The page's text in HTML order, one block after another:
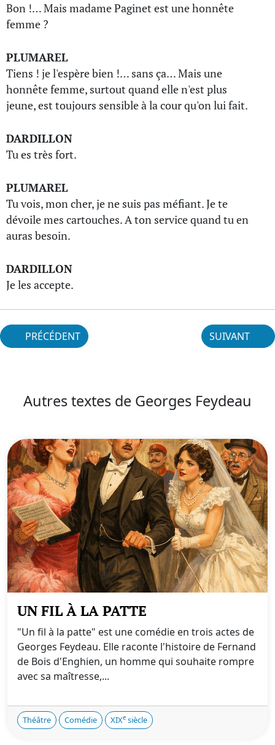
Bon !… Mais madame Paginet est une honnête
femme ?
PLUMAREL
Tiens ! je l'espère bien !… sans ça… Mais une
honnête femme, surtout quand elle n'est plus
jeune, est toujours sensible à la cour qu'on lui fait.
DARDILLON
Tu es très fort.
PLUMAREL
Tu vois, mon cher, je ne suis pas méfiant. Je te
dévoile mes cartouches. A ton service quand tu en
auras besoin.
DARDILLON
Je les accepte.
PRÉCÉDENT SUIVANT
Autres textes de Georges Feydeau
UN FIL À LA PATTE
"Un fil à la patte" est une comédie en trois actes de
Georges Feydeau. Elle raconte l'histoire de Fernand
de Bois d'Enghien, un homme qui souhaite rompre
avec sa maîtresse,...
Théâtre Comédie XIXe siècle